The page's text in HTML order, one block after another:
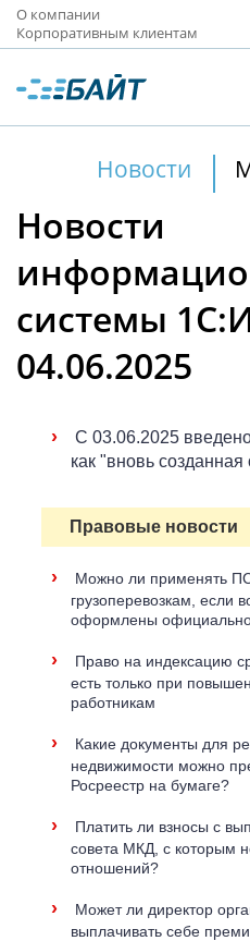
О компании
Корпоративным клиентам
Новости
Новости
системы
04.06.2025
›
С 03.06.2025
как "вновь
Правовые новости
›
Можно ли применять
грузоперевозкам, если
оформлены
›
Право на индексацию
есть только при
работникам
›
Какие документы для
недвижимости можно
Росреестр на бумаге?
›
Платить ли взносы с
совета МКД, с которым
отношений?
›
Может ли директор
выплачивать себе